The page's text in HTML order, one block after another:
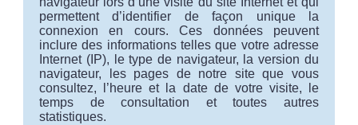
permettent d’identifier de façon unique la
connexion en cours. Ces données peuvent
inclure des informations telles que votre adresse
Internet (IP), le type de navigateur, la version du
navigateur, les pages de notre site que vous
consultez, l’heure et la date de votre visite, le
temps de consultation et toutes autres
statistiques.